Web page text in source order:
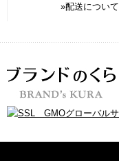
»配送について